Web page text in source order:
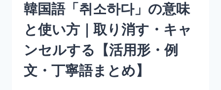
う
だ
【活
用
形・
例
文・
韓国語「취소하다」の意味
と使い方｜取り消す・キャ
ンセルする【活用形・例
文・丁寧語まとめ】